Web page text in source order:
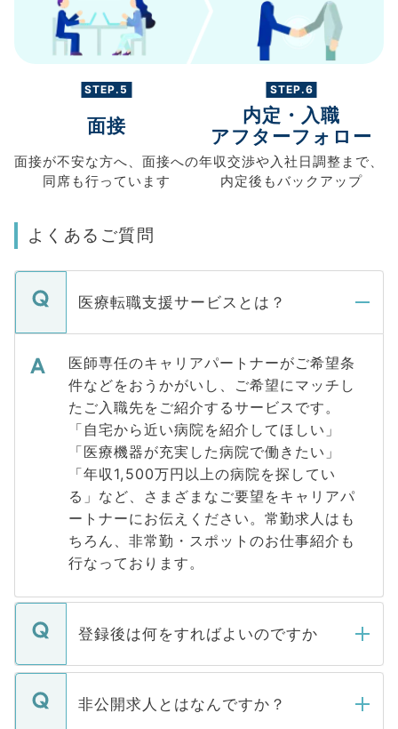
STEP.5
面接
面接が不安な方へ、 面接への
同席も行っています
STEP.6
内定・入職
アフターフォロー
年収交渉や入社日調整まで、
内定後もバックアップ
よくあるご質問
医療転職支援サービスとは？
医師専任のキャリアパートナーがご希望条
件などをおうかがいし、ご希望にマッチし
たご入職先をご紹介するサービスです。
「自宅から近い病院を紹介してほしい」
「医療機器が充実した病院で働きたい」
「年収1,500万円以上の病院を探してい
る」など、さまざまなご要望をキャリアパ
ートナーにお伝えください。常勤求人はも
ちろん、非常勤・スポットのお仕事紹介も
行なっております。
登録後は何をすればよいのですか
ご登録いただきましたら、弊社担当者がご
登録内容を確認し、その後メールもしくは
非公開求人とはなんですか？